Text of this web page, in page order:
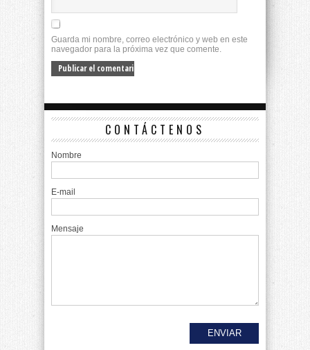
Guarda mi nombre, correo electrónico y web en este
navegador para la próxima vez que comente.
CONTÁCTENOS
Nombre
E-mail
Mensaje